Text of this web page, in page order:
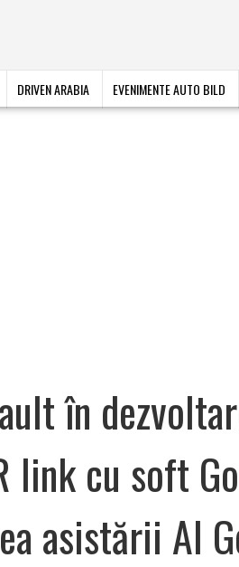
DRIVEN ARABIA EVENIMENTE AUTO BILD
în
link cu soft
asistării AI